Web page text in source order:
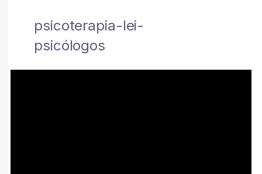
psicoterapia-lei-
psicólogos